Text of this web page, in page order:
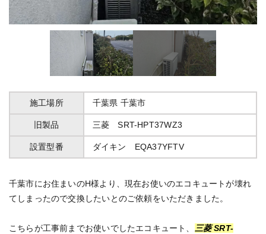
施工場所 千葉県 千葉市
旧製品 三菱 SRT-HPT37WZ3
設置型番 ダイキン EQA37YFTV
千葉市にお住まいのH様より、現在お使いのエコキュートが壊れ
てしまったので交換したいとのご依頼をいただきました。
こちらが工事前までお使いでしたエコキュート、 三菱SRT-